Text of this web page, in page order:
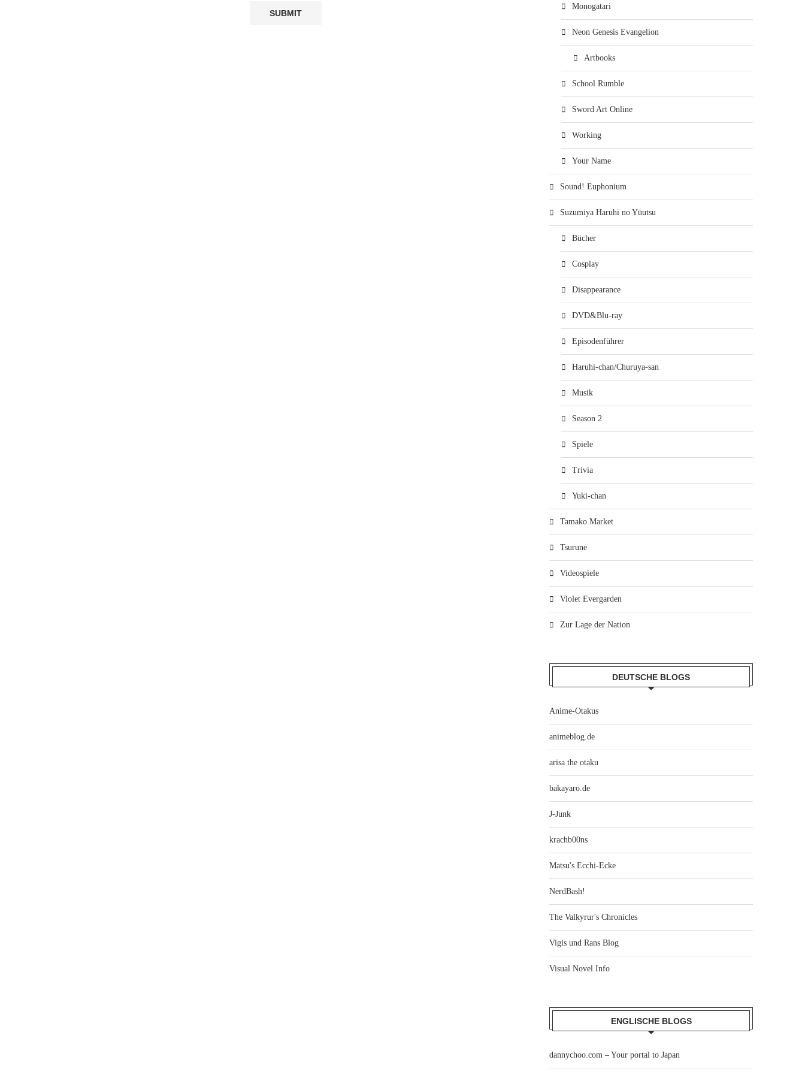
Monogatari
Neon Genesis Evangelion
Artbooks
School Rumble
Sword Art Online
Working
Your Name
Sound! Euphonium
Suzumiya Haruhi no Yūutsu
Bücher
Cosplay
Disappearance
DVD&Blu-ray
Episodenführer
Haruhi-chan/Churuya-san
Musik
Season 2
Spiele
Trivia
Yuki-chan
Tamako Market
Tsurune
Videospiele
Violet Evergarden
Zur Lage der Nation
DEUTSCHE BLOGS
Anime-Otakus
animeblog.de
arisa the otaku
bakayaro.de
J-Junk
krachb00ns
Matsu's Ecchi-Ecke
NerdBash!
The Valkyrur's Chronicles
Vigis und Rans Blog
Visual Novel.Info
ENGLISCHE BLOGS
dannychoo.com – Your portal to Japan